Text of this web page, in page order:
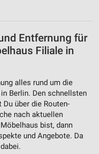
Entfernung für
Filiale in
alles rund um die
Berlin. Den schnellsten
über die Routen-
nach aktuellen
bist, dann
und Angebote. Da